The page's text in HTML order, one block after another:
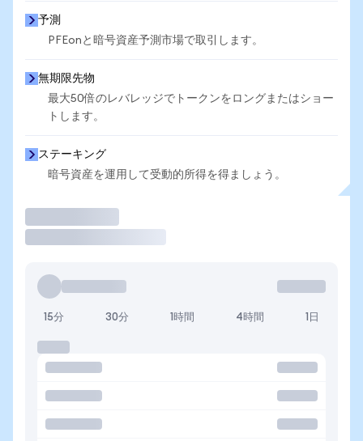
予測
PFEonと暗号資産予測市場で取引します。
無期限先物
最大50倍のレバレッジでトークンをロングまたはショー
トします。
ステーキング
暗号資産を運用して受動的所得を得ましょう。
15分 30分 1時間 4時間 1日